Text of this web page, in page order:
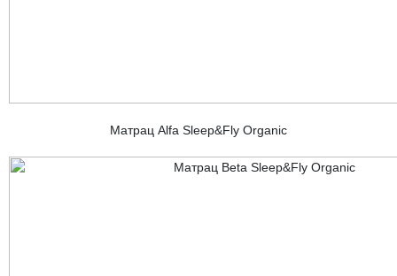
Матрац Alfa Sleep&Fly Organic